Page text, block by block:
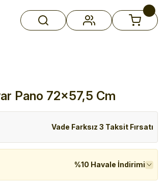
Pano 72x57,5 Cm
Vade Farksız 3 Taksit Fırsatı
%10 Havale İndirimi